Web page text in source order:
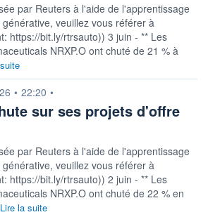
15h31 15h32
CLÔTURE VEILLE
+ BAS
3,4500
CAPITAL ÉCHANGÉ
0,00%
par Reuters à l'aide de l'apprentissage
veuillez vous référer à
https://bit.ly/rtrsauto)) 3 juin - ** Les
NRXP.O ont chuté de 21 % à
• 22:20 •
sur ses projets d'offre
par Reuters à l'aide de l'apprentissage
veuillez vous référer à
https://bit.ly/rtrsauto)) 2 juin - ** Les
NRXP.O ont chuté de 22 % en
Lire la suite